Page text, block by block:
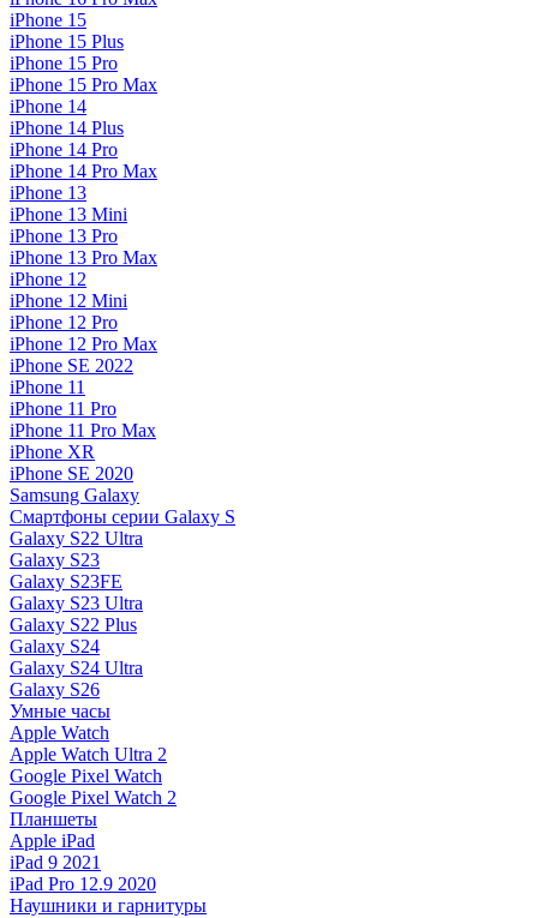
iPhone 15
iPhone 15 Plus
iPhone 15 Pro
iPhone 15 Pro Max
iPhone 14
iPhone 14 Plus
iPhone 14 Pro
iPhone 14 Pro Max
iPhone 13
iPhone 13 Mini
iPhone 13 Pro
iPhone 13 Pro Max
iPhone 12
iPhone 12 Mini
iPhone 12 Pro
iPhone 12 Pro Max
iPhone SE 2022
iPhone 11
iPhone 11 Pro
iPhone 11 Pro Max
iPhone XR
iPhone SE 2020
Samsung Galaxy
Смартфоны серии Galaxy S
Galaxy S22 Ultra
Galaxy S23
Galaxy S23FE
Galaxy S23 Ultra
Galaxy S22 Plus
Galaxy S24
Galaxy S24 Ultra
Galaxy S26
Умные часы
Apple Watch
Apple Watch Ultra 2
Google Pixel Watch
Google Pixel Watch 2
Планшеты
Apple iPad
iPad 9 2021
iPad Pro 12.9 2020
Наушники и гарнитуры